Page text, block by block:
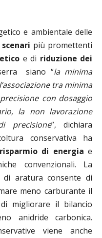
e ambientale delle
più promettenti
e di riduzione dei
siano “la minima
tra minima
con dosaggio
la non lavorazione
precisione”, dichiara
conservativa ha
risparmio di energia e
convenzionali. La
di aratura consente di
meno carburante il
migliorare il bilancio
anidride carbonica.
viene anche